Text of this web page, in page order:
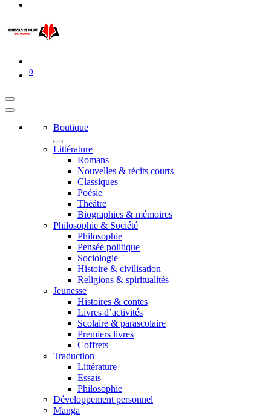
0
Boutique
Littérature
Romans
Nouvelles & récits courts
Classiques
Poésie
Théâtre
Biographies & mémoires
Philosophie & Société
Philosophie
Pensée politique
Sociologie
Histoire & civilisation
Religions & spiritualités
Jeunesse
Histoires & contes
Livres d’activités
Scolaire & parascolaire
Premiers livres
Coffrets
Traduction
Littérature
Essais
Philosophie
Développement personnel
Manga